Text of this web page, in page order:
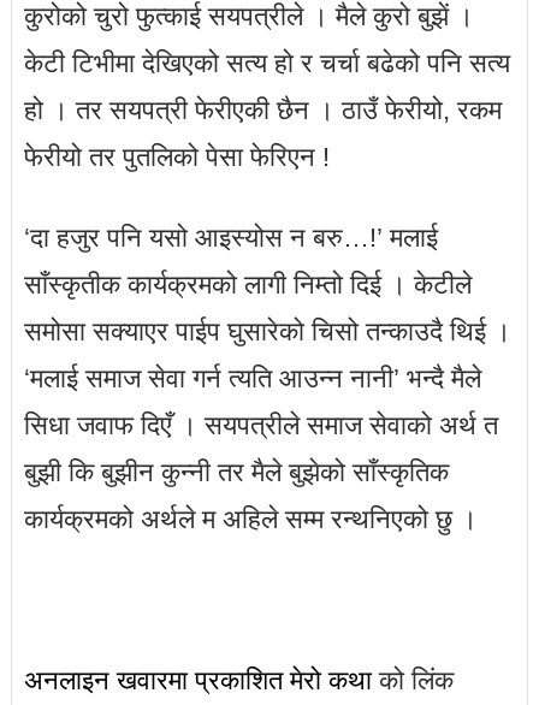
कुरोको चुरो फुत्काई सयपत्रीले । मैले कुरो बुझें ।
केटी टिभीमा देखिएको सत्य हो र चर्चा बढेको पनि सत्य
हो । तर सयपत्री फेरीएकी छैन । ठाउँ फेरीयो, रकम
फेरीयो तर पुतलिको पेसा फेरिएन !
‘दा हजुर पनि यसो आइस्योस न बरु…!’ मलाई
साँस्कृतीक कार्यक्रमको लागी निम्तो दिई । केटीले
समोसा सक्याएर पाईप घुसारेको चिसो तन्काउदै थिई ।
‘मलाई समाज सेवा गर्न त्यति आउन्न नानी’ भन्दै मैले
सिधा जवाफ दिएँ । सयपत्रीले समाज सेवाको अर्थ त
बुझी कि बुझीन कुन्नी तर मैले बुझेको साँस्कृतिक
कार्यक्रमको अर्थले म अहिले सम्म रन्थनिएको छु ।
अनलाइन खवारमा प्रकाशित मेरो कथाको लिंक